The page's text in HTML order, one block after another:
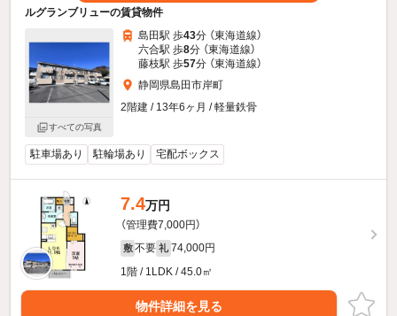
ルグランブリューの賃貸物件
すべての写真
島田駅 歩43分 （東海道線）
六合駅 歩8分 （東海道線）
藤枝駅 歩57分 （東海道線）
静岡県島田市岸町
2階建 / 13年6ヶ月 / 軽量鉄骨
駐車場あり 駐輪場あり 宅配ボックス
7.4万円
（管理費7,000円）
敷 不要 礼 74,000円
1階 / 1LDK / 45.0㎡
物件詳細を見る